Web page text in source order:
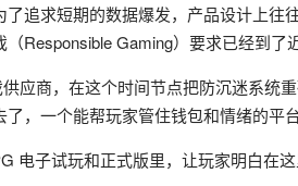
追求短期的数据爆发，产品设计上往
Responsible Gaming）要求已经到了
应商，在这个时间节点把防沉迷系统
，一个能帮玩家管住钱包和情绪的平
电子试玩和正式版里，让玩家明白在